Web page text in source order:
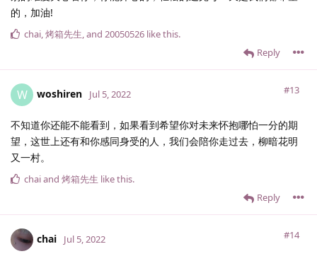
的，加油!
Reply
chai,烤箱先生, and 20050526 like this.
W woshiren #13
Jul 5, 2022
不知道你还能不能看到，如果看到希望你对未来怀抱哪怕一分的期
望，这世上还有和你感同身受的人，我们会陪你走过去，柳暗花明
又一村。
Reply
chaiand 烤箱先生 like this.
chai #14
Jul 5, 2022